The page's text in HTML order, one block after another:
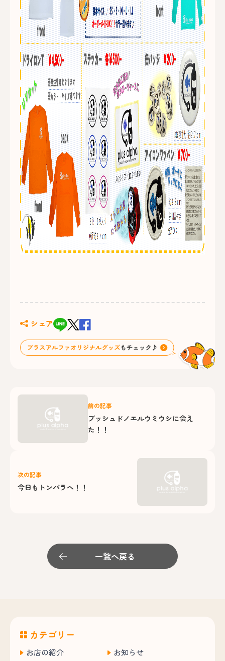
シェア
前の記事
ブッシュドノエルウミウシに会え
た！！
次の記事
今日もトンバラへ！！
一覧へ戻る
カテゴリー
お店の紹介
お知らせ